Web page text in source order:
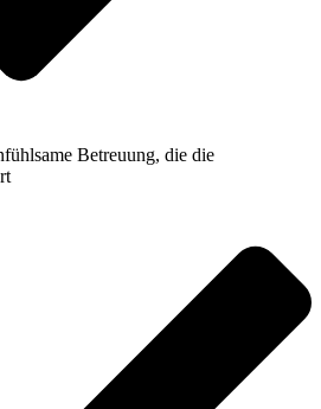
Betreuung, die die